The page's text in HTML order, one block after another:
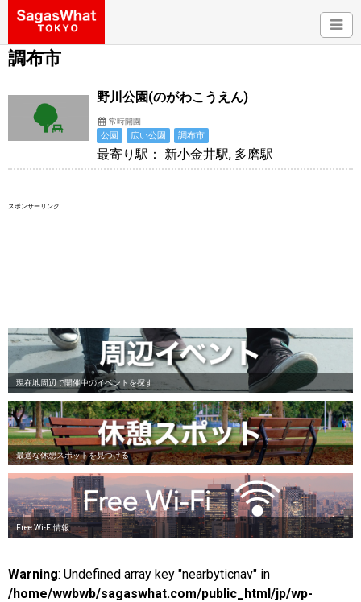
調布市
野川公園(のがわこうえん)
常時開園
公園 広い公園 調布市
最寄り駅： 新小金井駅, 多磨駅
スポンサーリンク
現在地周辺で開催中のイベントを探す
最適な休憩スポットを見つける
Free Wi-Fi情報
Warning: Undefined array key "nearbyticnav" in
/home/wwbwb/sagaswhat.com/public_html/jp/wp-